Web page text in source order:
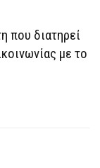
που διατηρεί
με το